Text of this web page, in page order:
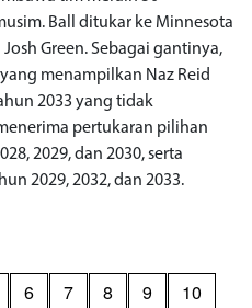
Ball ditukar ke Minnesota
Green. Sebagai gantinya,
menampilkan Naz Reid
2033 yang tidak
pertukaran pilihan
2029, dan 2030, serta
2029, 2032, dan 2033.
6 7 8 9
10